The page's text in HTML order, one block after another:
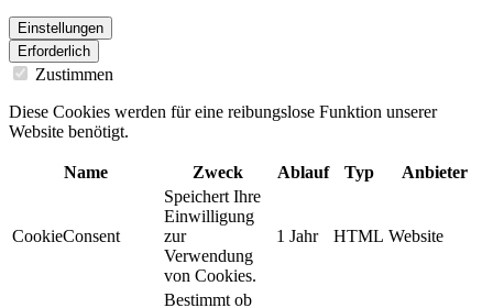
Einstellungen
Erforderlich
Zustimmen
Diese Cookies werden für eine reibungslose Funktion unserer
Website benötigt.
Name Zweck Ablauf Typ Anbieter
CookieConsent
Speichert Ihre
Einwilligung
zur
Verwendung
von Cookies.
1 Jahr HTML Website
Bestimmt ob